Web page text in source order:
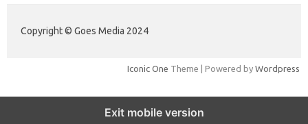
Copyright © Goes Media 2024
Iconic One Theme | Powered by Wordpress
Exit mobile version